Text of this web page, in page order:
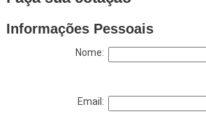
Informações Pessoais
Nome:
Email: